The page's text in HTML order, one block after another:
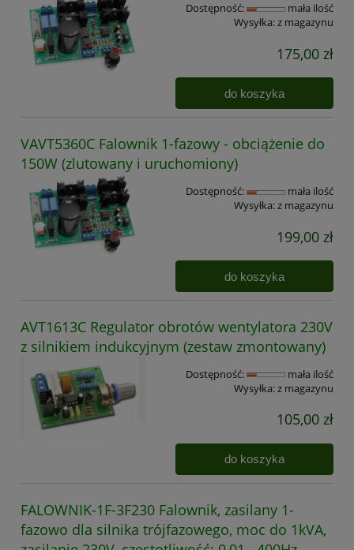
Dostępność:
mała ilość
Wysyłka:z magazynu
175,00 zł
do koszyka
VAVT5360C Falownik 1-fazowy - obciążenie do
150W (zlutowany i uruchomiony)
Dostępność:
mała ilość
Wysyłka:z magazynu
199,00 zł
do koszyka
AVT1613C Regulator obrotów wentylatora 230V
z silnikiem indukcyjnym (zestaw zmontowany)
Dostępność:
mała ilość
Wysyłka:z magazynu
105,00 zł
do koszyka
FALOWNIK-1F-3F230 Falownik, zasilany 1-
fazowo dla silnika trójfazowego, moc do 1kVA,